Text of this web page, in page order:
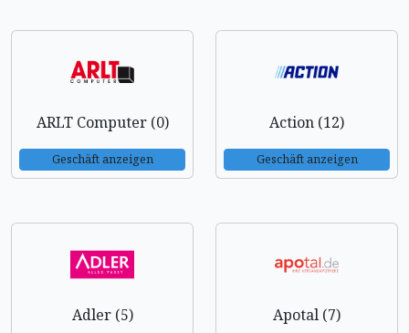
ARLT Computer (0)
Geschäft anzeigen
Action (12)
Geschäft anzeigen
Adler (5) Apotal (7)